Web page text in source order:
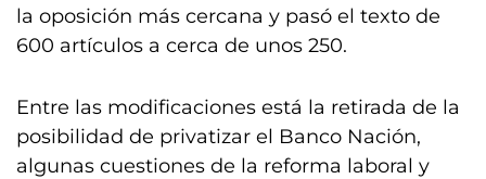
la oposición más cercana y pasó el texto de
600 artículos a cerca de unos 250.
Entre las modificaciones está la retirada de la
posibilidad de privatizar el Banco Nación,
algunas cuestiones de la reforma laboral y